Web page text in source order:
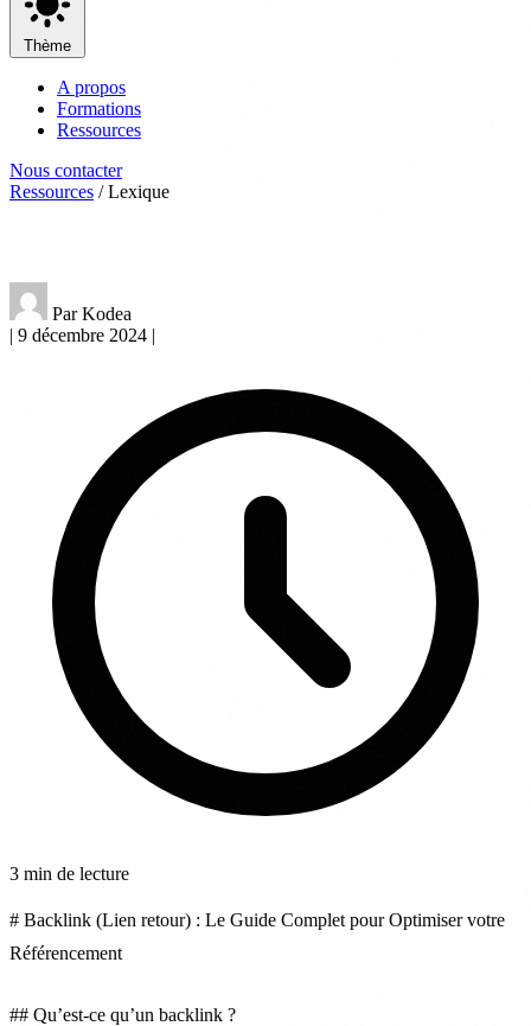
Thème
A propos
Formations
Ressources
Nous contacter
Ressources / Lexique
Par Kodea
| 9 décembre 2024 |
3 min de lecture
# Backlink (Lien retour) : Le Guide Complet pour Optimiser votre
Référencement
## Qu’est-ce qu’un backlink ?